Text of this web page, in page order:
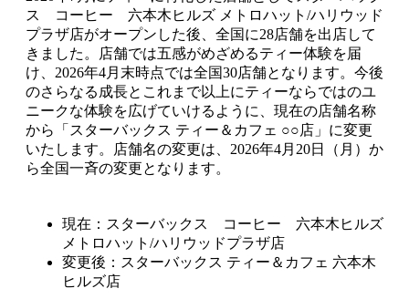
ス コーヒー 六本木ヒルズ メトロハット/ハリウッド
プラザ店がオープンした後、全国に28店舗を出店して
きました。店舗では五感がめざめるティー体験を届
け、2026年4月末時点では全国30店舗となります。今後
のさらなる成長とこれまで以上にティーならではのユ
ニークな体験を広げていけるように、現在の店舗名称
から「スターバックス ティー＆カフェ ○○店」に変更
いたします。店舗名の変更は、2026年4月20日（月）か
ら全国一斉の変更となります。
現在：スターバックス コーヒー 六本木ヒルズ
メトロハット/ハリウッドプラザ店
変更後：スターバックス ティー＆カフェ 六本木
ヒルズ店